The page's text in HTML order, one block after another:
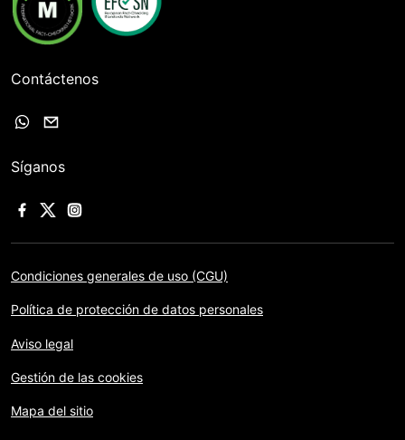
Contáctenos
Síganos
Condiciones generales de uso (CGU)
Política de protección de datos personales
Aviso legal
Gestión de las cookies
Mapa del sitio